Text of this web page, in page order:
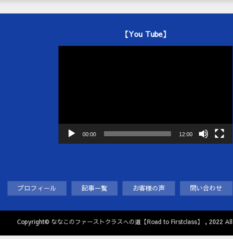
【You Tube】
00:00 12:00
プロフィール 記事一覧 お客様の声 問い合わせ
Copyright© ななこのファーストクラスへの道【Road to Firstclass】 , 2022 All